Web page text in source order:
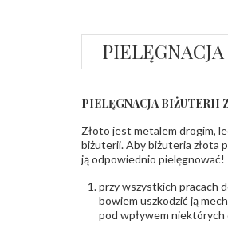
PIELĘGNACJA
PIELĘGNACJA BIŻUTERII
Złoto jest metalem drogim,
biżuterii. Aby biżuteria złota
ją odpowiednio pielęgnować!
przy wszystkich pracach
bowiem uszkodzić ją
pod wpływem